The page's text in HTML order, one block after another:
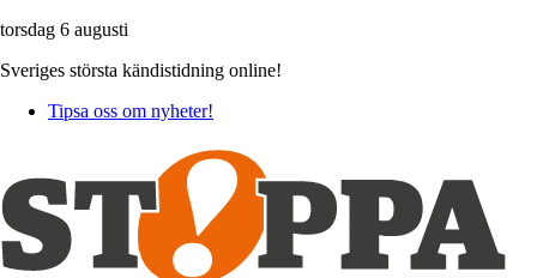
torsdag 6 augusti
Sveriges största kändistidning online!
Tipsa oss om nyheter!